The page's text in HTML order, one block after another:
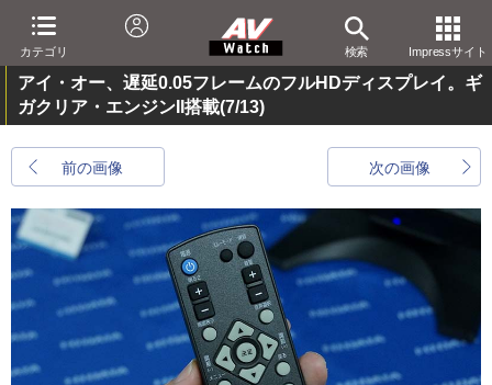
カテゴリ 検索 Impressサイト
アイ・オー、遅延0.05フレームのフルHDディスプレイ。ギ
ガクリア・エンジンII搭載(7/13)
前の画像 次の画像